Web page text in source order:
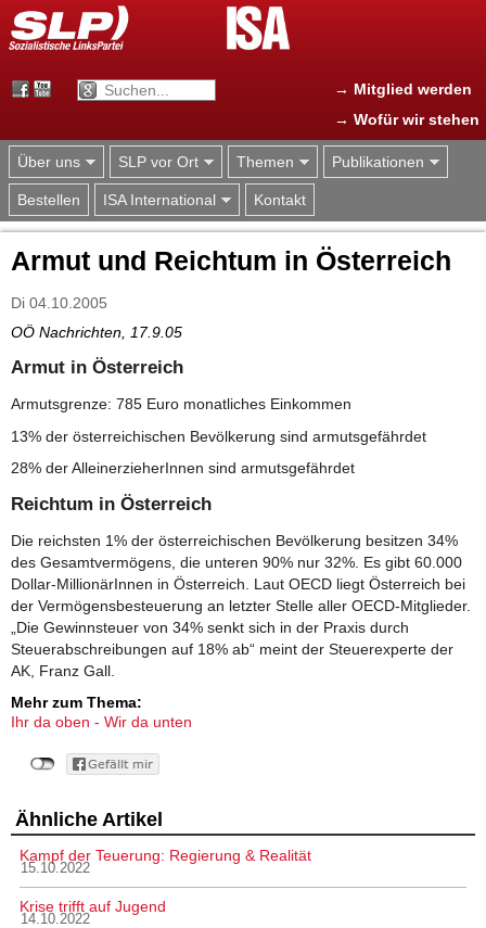
Jump to navigation
→ Mitglied werden
→ Wofür wir stehen
Über uns SLP vor Ort Themen Publikationen
Bestellen ISA International Kontakt
Armut und Reichtum in Österreich
Di 04.10.2005
OÖ Nachrichten, 17.9.05
Armut in Österreich
Armutsgrenze: 785 Euro monatliches Einkommen
13% der österreichischen Bevölkerung sind armutsgefährdet
28% der AlleinerzieherInnen sind armutsgefährdet
Reichtum in Österreich
Die reichsten 1% der österreichischen Bevölkerung besitzen 34%
des Gesamtvermögens, die unteren 90% nur 32%. Es gibt 60.000
Dollar-MillionärInnen in Österreich. Laut OECD liegt Österreich bei
der Vermögensbesteuerung an letzter Stelle aller OECD-Mitglieder.
„Die Gewinnsteuer von 34% senkt sich in der Praxis durch
Steuerabschreibungen auf 18% ab“ meint der Steuerexperte der
AK, Franz Gall.
Mehr zum Thema:
Ihr da oben - Wir da unten
Ähnliche Artikel
Kampf der Teuerung: Regierung & Realität
15.10.2022
Krise trifft auf Jugend
14.10.2022